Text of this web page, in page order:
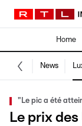
Home
News
"Le pic a été
Le prix